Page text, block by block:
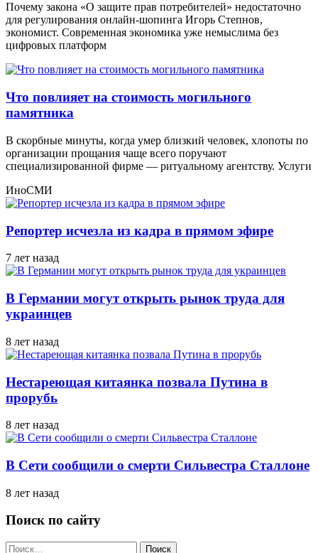
Почему закона «О защите прав потребителей» недостаточно
для регулирования онлайн-шопинга Игорь Степнов,
экономист. Современная экономика уже немыслима без
цифровых платформ
Что повлияет на стоимость могильного
памятника
В скорбные минуты, когда умер близкий человек, хлопоты по
организации прощания чаще всего поручают
специализированной фирме — ритуальному агентству. Услуги
ИноСМИ
Репортер исчезла из кадра в прямом эфире
7 лет назад
В Германии могут открыть рынок труда для
украинцев
8 лет назад
Нестареющая китаянка позвала Путина в
прорубь
8 лет назад
В Сети сообщили о смерти Сильвестра Сталлоне
8 лет назад
Поиск по сайту
Найти: